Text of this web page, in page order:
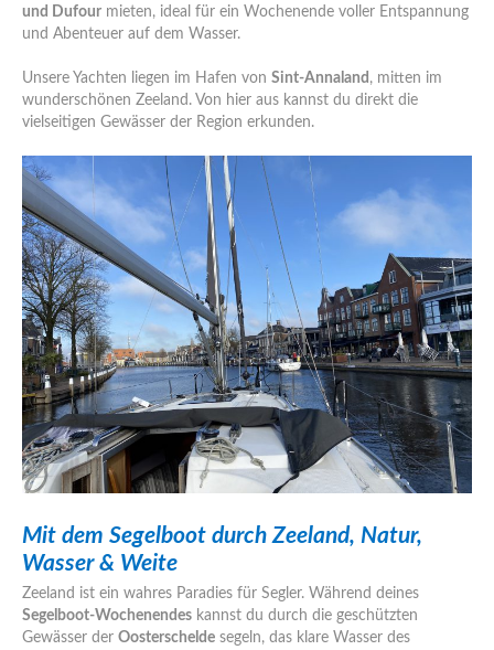
und Dufour mieten, ideal für ein Wochenende voller Entspannung
und Abenteuer auf dem Wasser.
Unsere Yachten liegen im Hafen von Sint-Annaland , mitten im
wunderschönen Zeeland. Von hier aus kannst du direkt die
vielseitigen Gewässer der Region erkunden.
Mit dem Segelboot durch Zeeland, Natur,
Wasser & Weite
Zeeland ist ein wahres Paradies für Segler. Während deines
Segelboot-Wochenendes kannst du durch die geschützten
Gewässer der Oosterschelde segeln, das klare Wasser des